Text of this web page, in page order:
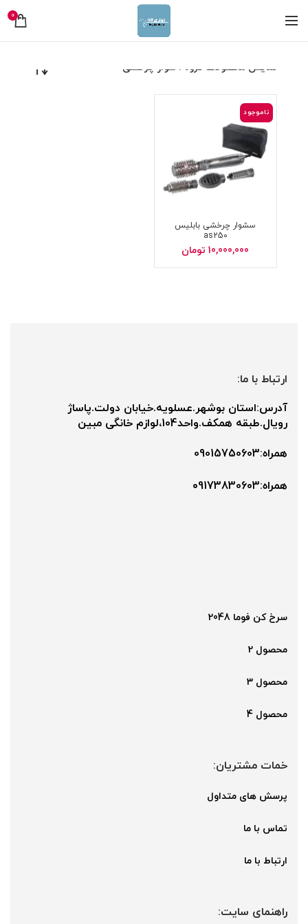
0
نمایش محصولات گروه : سوار چرخشی
ناموجود
سشوار چرخشی بابلیس
as250
10,000,000 تومان
ارتباط با ما:
آدرس:استان بوشهر.عسلویه.خیابان دولت.پاساژ
رویال.طبقه همکف.واحد104،لوازم خانگی مبین
همراه:09015750603
همراه:۰9173830603
سرخ کن فوما 2048
محصول 2
محصول 3
محصول 4
خمات مشتریان:
پرسش های متداول
تماس با ما
ارتباط با ما
راهنمای سایت: